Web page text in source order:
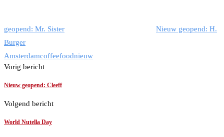
geopend: Mr. Sister
Nieuw geopend: H.
Burger
Amsterdamcoffeefoodnieuw
Vorig bericht
Nieuw geopend: Cleeff
Volgend bericht
World Nutella Day